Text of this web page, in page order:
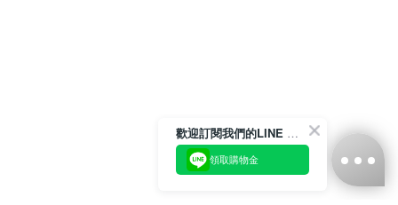
歡迎訂閱我們的LINE 官方帳號
領取購物金